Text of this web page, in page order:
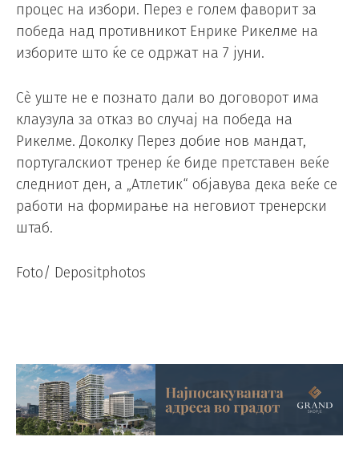
процес на избори. Перез е голем фаворит за
победа над противникот Енрике Рикелме на
изборите што ќе се одржат на 7 јуни.
Сè уште не е познато дали во договорот има
клаузула за отказ во случај на победа на
Рикелме. Доколку Перез добие нов мандат,
португалскиот тренер ќе биде претставен веќе
следниот ден, а „Атлетик“ објавува дека веќе се
работи на формирање на неговиот тренерски
штаб.
Foto/ Depositphotos